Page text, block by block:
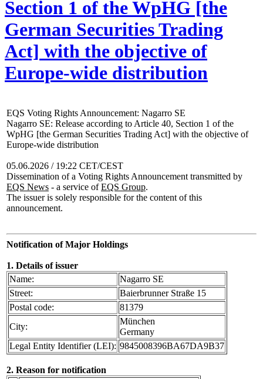
Section 1 of the WpHG [the
German Securities Trading
Act] with the objective of
Europe-wide distribution
EQS Voting Rights Announcement: Nagarro SE
Nagarro SE: Release according to Article 40, Section 1 of the
WpHG [the German Securities Trading Act] with the objective of
Europe-wide distribution
05.06.2026 / 19:22 CET/CEST
Dissemination of a Voting Rights Announcement transmitted by
EQS News - a service ofEQS Group.
The issuer is solely responsible for the content of this
announcement.
Notification of Major Holdings
1. Details of issuer
Name:
Nagarro SE
Street:
Baierbrunner Straße 15
Postal code:
81379
City:
München
Germany
Legal Entity Identifier (LEI): 9845008396BA67DA9B37
2. Reason for notification